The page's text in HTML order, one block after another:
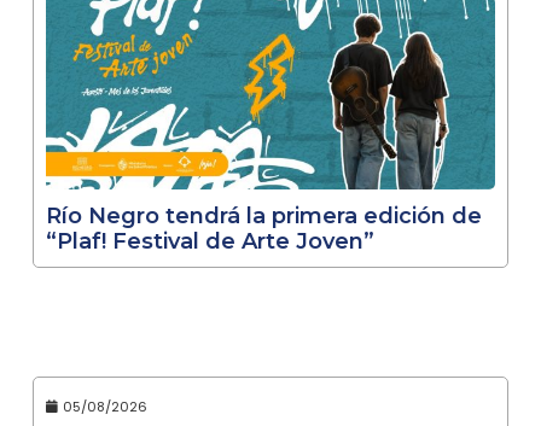
Río Negro tendrá la primera edición de
“Plaf! Festival de Arte Joven”
05/08/2026